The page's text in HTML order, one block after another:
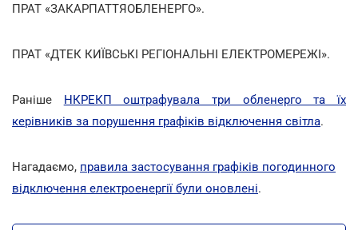
ПРАТ «ЗАКАРПАТТЯОБЛЕНЕРГО».
ПРАТ «ДТЕК КИЇВСЬКІ РЕГІОНАЛЬНІ ЕЛЕКТРОМЕРЕЖІ».
Раніше НКРЕКП оштрафувала три обленерго та їх
керівників за порушення графіків відключення світла.
Нагадаємо, правила застосування графіків погодинного
відключення електроенергії були оновлені.